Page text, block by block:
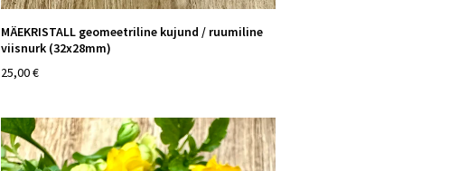
MÄEKRISTALL geomeetriline kujund / ruumiline
viisnurk (32x28mm)
25,00 €